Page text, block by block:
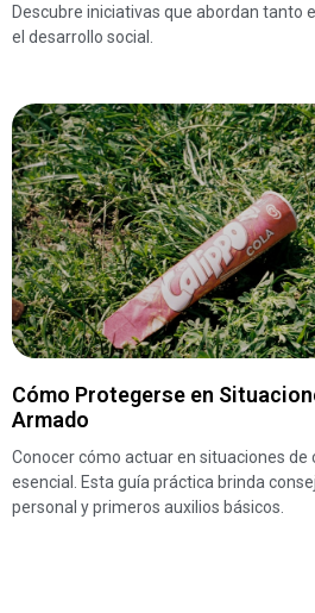
Descubre iniciativas que abordan tanto
el desarrollo social.
Cómo Protegerse en
Armado
Conocer cómo actuar en situaciones de
esencial. Esta guía práctica brinda
personal y primeros auxilios básicos.